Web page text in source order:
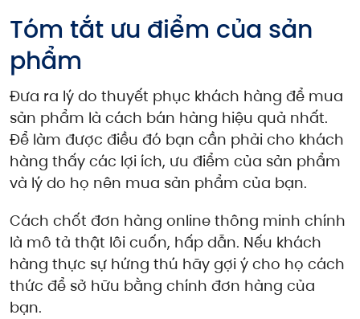
Tóm tắt ưu điểm của sản
phẩm
Đưa ra lý do thuyết phục khách hàng để mua
sản phẩm là cách bán hàng hiệu quả nhất.
Để làm được điều đó bạn cần phải cho khách
hàng thấy các lợi ích, ưu điểm của sản phẩm
và lý do họ nên mua sản phẩm của bạn.
Cách chốt đơn hàng online thông minh chính
là mô tả thật lôi cuốn, hấp dẫn. Nếu khách
hàng thực sự hứng thú hãy gợi ý cho họ cách
thức để sở hữu bằng chính đơn hàng của
bạn.